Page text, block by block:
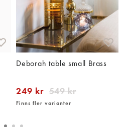
Deborah table small Brass
249 kr 549 kr
Finns fler varianter